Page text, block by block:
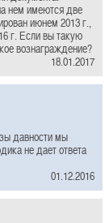
нем имеются две
июнем 2013 г.,
г. Если вы такую
вознаграждение?
18.01.2017
давности мы
не дает ответа
01.12.2016